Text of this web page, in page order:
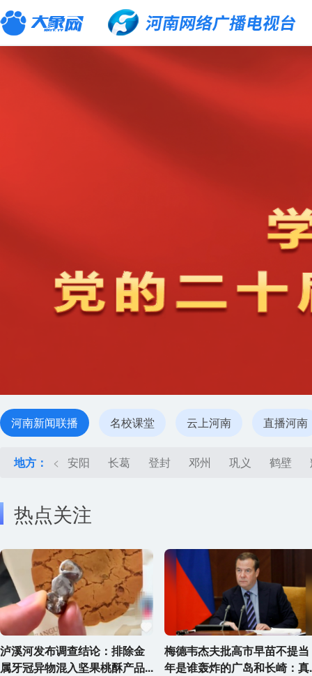
河南新闻联播 名校课堂 云上河南 直播河南
地方： < 安阳 长葛 登封 邓州 巩义 鹤壁
热点关注
泸溪河发布调查结论：排除金
属牙冠异物混入坚果桃酥产品...
梅德韦杰夫批高市早苗不提当
年是谁轰炸的广岛和长崎：真